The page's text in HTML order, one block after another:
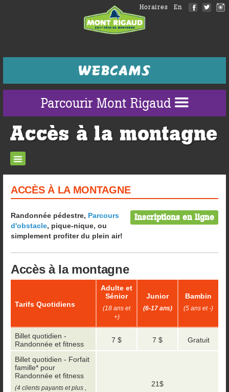
Horaires En
Parcourir Mont Rigaud
Accès à la montagne
ACCÈS À LA MONTAGNE
Inscriptions en ligne
Randonnée pédestre, Parcours
d'obstacle, pique-nique, ou
simplement profiter du plein air!
Accès à la montagne
Tarifs Quotidiens
Adulte et
Sénior
(18 ans et
+)
Junior
(6-17 ans)
Bambin
(5 ans et -)
Billet quotidien -
Randonnée et fitness
7 $ 7 $ Gratuit
Billet quotidien - Forfait
famille* pour
Randonnée et fitness
(4 clients payants et plus ,
21$